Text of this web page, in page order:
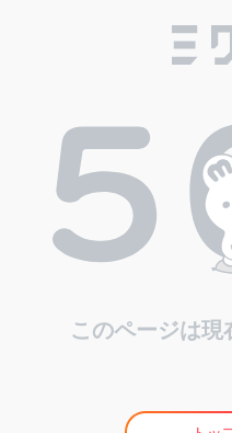
このページは